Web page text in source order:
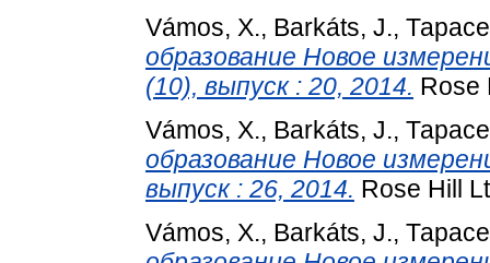
Vámos, X., Barkáts, J.,
образование Новое
(10), выпуск : 20, 2014. Rose
Vámos, X., Barkáts, J.,
образование Новое
выпуск : 26, 2014. Rose Hill
Vámos, X., Barkáts, J.,